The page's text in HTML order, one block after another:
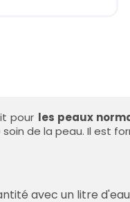
pour les peaux
de la peau. Il est
avec un litre